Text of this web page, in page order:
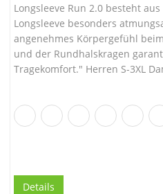
Longsleeve Run 2.0 besteht
Longsleeve besonders
angenehmes Körpergefühl
und der Rundhalskragen
Tragekomfort." Herren S-3XL
Details